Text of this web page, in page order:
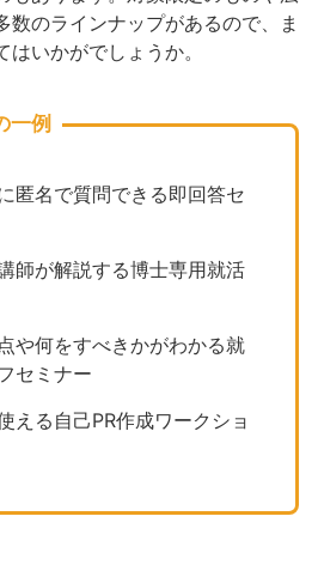
数のラインナップがあるので、ま
いかがでしょうか。
一例
匿名で質問できる即回答セ
師が解説する博士専用就活
や何をすべきかがわかる就
セミナー
える自己PR作成ワークショ